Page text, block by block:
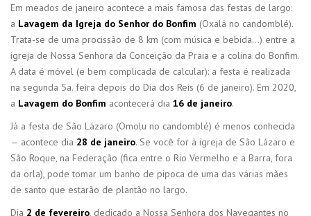
Em meados de janeiro acontece a mais famosa das festas de largo:
a Lavagem da Igreja do Senhor do Bonfim (Oxalá no candomblé).
Trata-se de uma procissão de 8 km (com música e bebida…) entre a
igreja de Nossa Senhora da Conceição da Praia e a colina do Bonfim.
A data é móvel (e bem complicada de calcular): a festa é realizada
na segunda 5a. feira depois do Dia dos Reis (6 de janeiro). Em 2020,
a Lavagem do Bonfim acontecerá dia 16 de janeiro.
Já a festa de São Lázaro (Omolu no candomblé) é menos conhecida
— acontece dia 28 de janeiro. Se você for à igreja de São Lázaro e
São Roque, na Federação (fica entre o Rio Vermelho e a Barra, fora
da orla), pode tomar um banho de pipoca de uma das várias mães
de santo que estarão de plantão no largo.
Dia 2 de fevereiro, dedicado a Nossa Senhora dos Navegantes no